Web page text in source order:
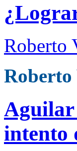
Roberto
Roberto
Aguilar
intento